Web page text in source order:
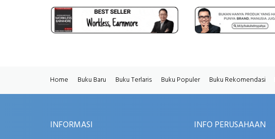
Home Buku Baru Buku Terlaris Buku Populer Buku Rekomendasi
INFORMASI INFO PERUSAHAAN